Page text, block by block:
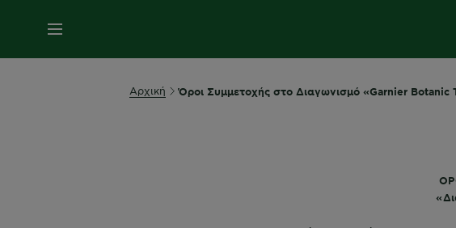
MENU
Αρχική Όροι Συμμετοχής στο Διαγωνισμό «Garnier Botanic